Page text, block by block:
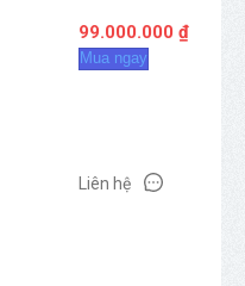
99.000.000 ₫
Mua ngay
Liên hệ